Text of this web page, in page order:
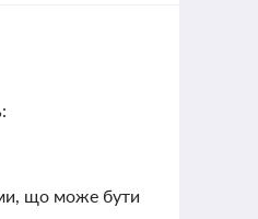
що може бути